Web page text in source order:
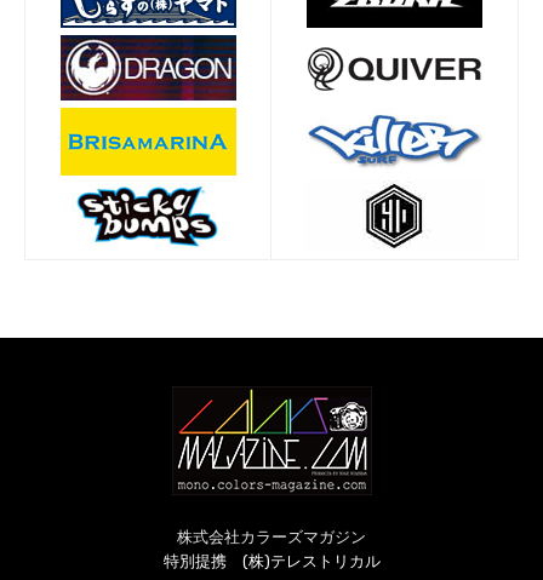
株式会社カラーズマガジン
特別提携 (株)テレストリカル